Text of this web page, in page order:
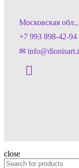
Московская
+7 993 898-42-94
✉
close